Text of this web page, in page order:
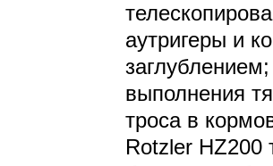
аутригеры и
выполнения
троса в
Rotzler HZ200